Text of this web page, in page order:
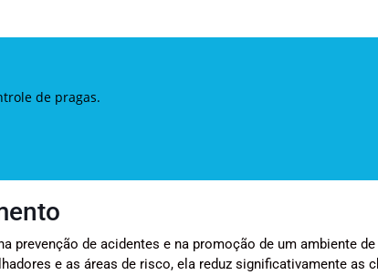
de pragas.
prevenção de acidentes e na promoção de um ambiente de
e as áreas de risco, ela reduz significativamente as